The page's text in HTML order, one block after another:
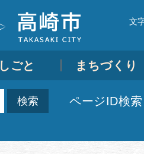
文
しごと まちづくり
ページID検索